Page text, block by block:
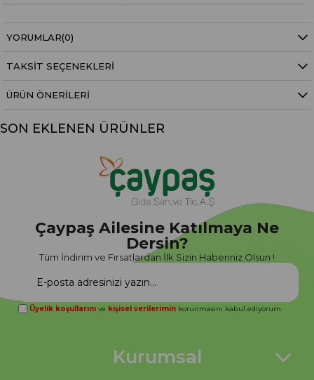
YORUMLAR(0)
TAKSIT SEÇENEKLERI
ÜRÜN ÖNERILERI
SON EKLENEN ÜRÜNLER
Çaypaş Ailesine Katılmaya Ne
Dersin?
Tüm İndirim ve Fırsatlardan İlk Sizin Haberiniz Olsun !
Üyelik koşullarını ve kişisel verilerimin korunmasını kabul ediyorum.
Kurumsal